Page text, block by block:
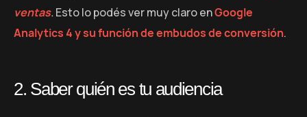
ventas.Esto lo podés ver muy claro enGoogle
Analytics 4 y su función de embudos de conversión.
2. Saber quién es tu audiencia